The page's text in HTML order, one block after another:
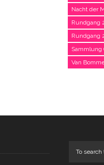
Nacht der
Rundgang
Rundgang
Sammlung
Van